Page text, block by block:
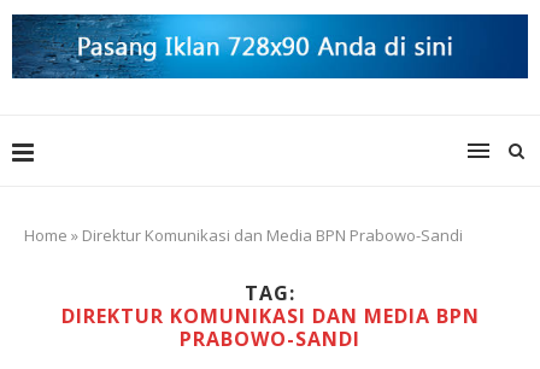
Home » Direktur Komunikasi dan Media BPN Prabowo-Sandi
TAG:
DIREKTUR KOMUNIKASI DAN MEDIA BPN
PRABOWO-SANDI